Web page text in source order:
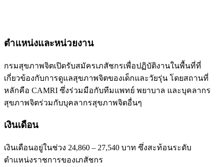
ตำแหน่งและหน่วยงาน
กรมสุขภาพจิตเปิดรับสมัครเภสัชกรเพื่อปฏิบัติงานในพื้นที่ที่
เกี่ยวข้องกับการดูแลสุขภาพจิตของเด็กและวัยรุ่น โดยสถานที่
หลักคือ CAMRI ซึ่งร่วมมือกับทีมแพทย์ พยาบาล และบุคลากร
สุขภาพจิตร่วมกับบุคลากรสุขภาพจิตอื่นๆ
เงินเดือน
เงินเดือนอยู่ในช่วง 24,860 – 27,540 บาท ซึ่งสะท้อนระดับ
ตำแหน่งราชการของเภสัชกร